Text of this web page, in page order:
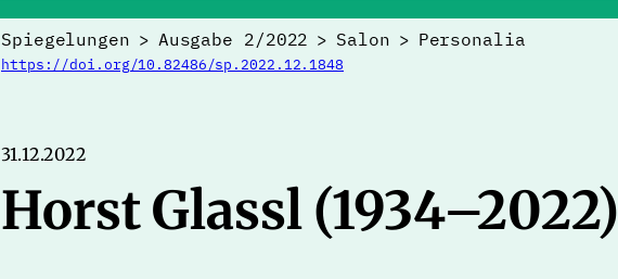
Spiegelungen > Ausgabe 2/2022 > Salon > Personalia
https://doi.org/10.82486/sp.2022.12.1848
31.12.2022
Horst Glassl (1934–2022)